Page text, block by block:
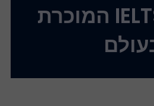
בחינת IELTS המוכרת